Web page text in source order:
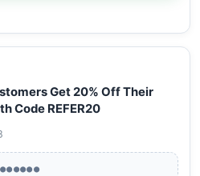
Get 20% Off Their
Code REFER20
●●●●●●